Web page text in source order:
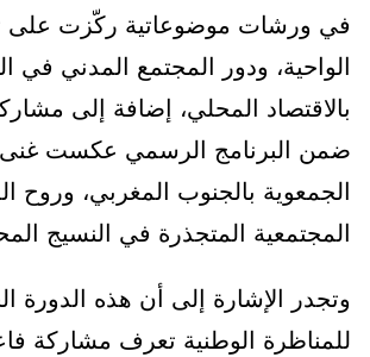
في ورشات موضوعاتية ركّزت على
الواحية، ودور المجتمع المدني في
بالاقتصاد المحلي، إضافة إلى
ضمن البرنامج الرسمي عكست غنى
الجمعوية بالجنوب المغربي، وروح
المجتمعية المتجذرة في النسيج
وتجدر الإشارة إلى أن هذه الدورة
للمناظرة الوطنية تعرف مشاركة